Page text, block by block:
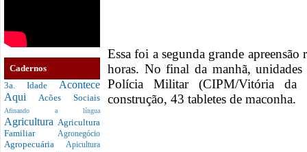
Cadernos
3a. Idade Acontece
Aqui Acões Sociais
Afinando a língua
Agricultura Agricultura
Familiar
Agronegócio
Agropecuária Apicultura
Essa foi a segunda grande
horas. No final da manhã,
Polícia Militar (CIPM/Vitória da
construção, 43 tabletes de maconha.